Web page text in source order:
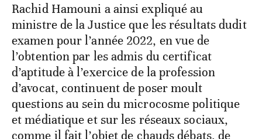
Rachid Hamouni a ainsi expliqué au
ministre de la Justice que les résultats dudit
examen pour l’année 2022, en vue de
l’obtention par les admis du certificat
d’aptitude à l’exercice de la profession
d’avocat, continuent de poser moult
questions au sein du microcosme politique
et médiatique et sur les réseaux sociaux,
comme il fait l’objet de chauds débats, de